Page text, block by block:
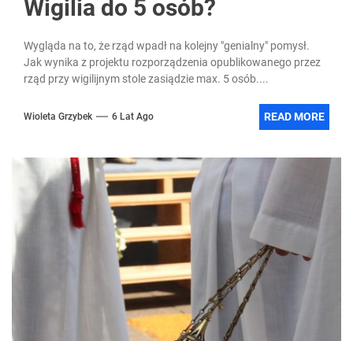
Wigilia do 5 osób?
Wygląda na to, że rząd wpadł na kolejny "genialny" pomysł.
Jak wynika z projektu rozporządzenia opublikowanego przez
rząd przy wigilijnym stole zasiądzie max. 5 osób....
Wioleta Grzybek 6 Lat Ago READ MORE